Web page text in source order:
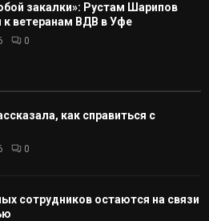
закалки»: Рустам Шарипов
к ветеранам ВДВ в Уфе
0
как справиться с
0
сотрудников остаются на связи